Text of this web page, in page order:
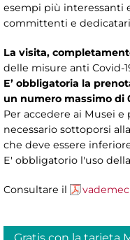
esempi più interessanti
committenti e
La visita,
delle misure anti Covid-
E’ obbligatoria la
un numero massimo di
Per accedere ai Musei
necessario sottoporsi
che deve essere inferiore
E' obbligatorio l'uso
Consultare il